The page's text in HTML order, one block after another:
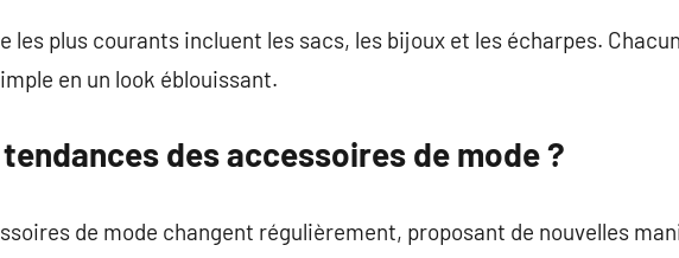
les plus courants incluent les sacs, les bijoux et les écharpes. Chacun
en un look éblouissant.
des accessoires de mode ?
de mode changent régulièrement, proposant de nouvelles